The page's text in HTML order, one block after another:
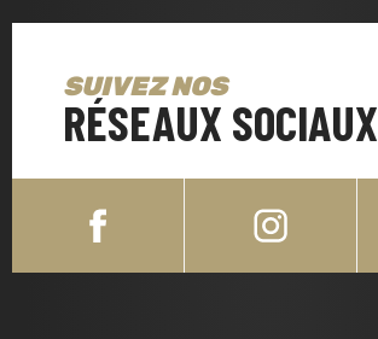
SUIVEZ NOS
RÉSEAUX SOCIAUX